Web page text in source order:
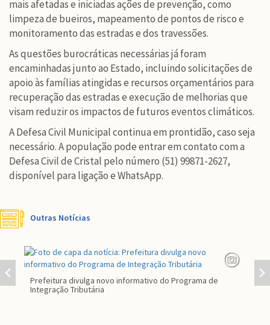
mais afetadas e iniciadas ações de prevenção, como
limpeza de bueiros, mapeamento de pontos de risco e
monitoramento das estradas e dos travessões.
As questões burocráticas necessárias já foram
encaminhadas junto ao Estado, incluindo solicitações de
apoio às famílias atingidas e recursos orçamentários para
recuperação das estradas e execução de melhorias que
visam reduzir os impactos de futuros eventos climáticos.
A Defesa Civil Municipal continua em prontidão, caso seja
necessário. A população pode entrar em contato com a
Defesa Civil de Cristal pelo número (51) 99871-2627,
disponível para ligação e WhatsApp.
Outras Notícias
Prefeitura divulga novo informativo do Programa de
Integração Tributária